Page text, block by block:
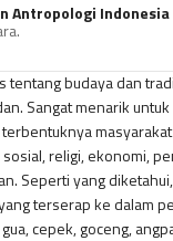
Antropologi Indonesia